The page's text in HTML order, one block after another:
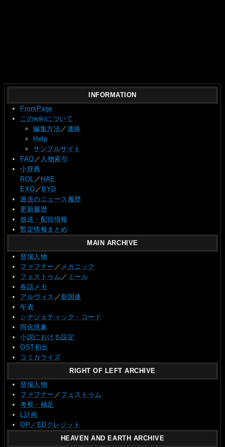
INFORMATION
FrontPage
このwikiについて
編集方法／ 連絡
Help
サンプルサイト
FAQ ／ 人物索引
小辞典
ROL ／ HAE
EXO ／ BYD
過去のニュース履歴
更新履歴
放送・配信情報
暫定情報まとめ
MAIN ARCHIVE
登場人物
ファフナー ／ メカニック
フェストゥム ／ ミール
各話メモ
アルヴィス ／ 新国連
年表
シナジェティック・コード
同化現象
小説における設定
OST初出
コミカライズ
RIGHT OF LEFT ARCHIVE
登場人物
ファフナー ／ フェストゥム
考察・補足
L計画
OP／EDクレジット
HEAVEN AND EARTH ARCHIVE